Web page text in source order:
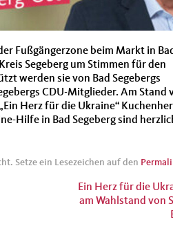
Fußgängerzone beim Markt in
Segeberg um Stimmen für den
werden sie von Bad Segebergs
CDU-Mitglieder. Am Stand
Herz für die Ukraine“
Hilfe in Bad Segeberg sind
Setze ein Lesezeichen auf den
Ein Herz für die
am Wahlstand von